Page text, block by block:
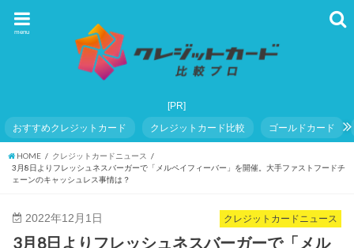
menu
おすすめクレジットカード クレジットカード比較 ゴールドカード
HOME
クレジットカードニュース
3月8日よりフレッシュネスバーガーで「メルペイフィーバー」を開催。大手ファストフードチ
ェーンのキャッシュレス事情は？
クレジットカードニュース
2022年12月1日
3月8日よりフレッシュネスバーガーで「メル